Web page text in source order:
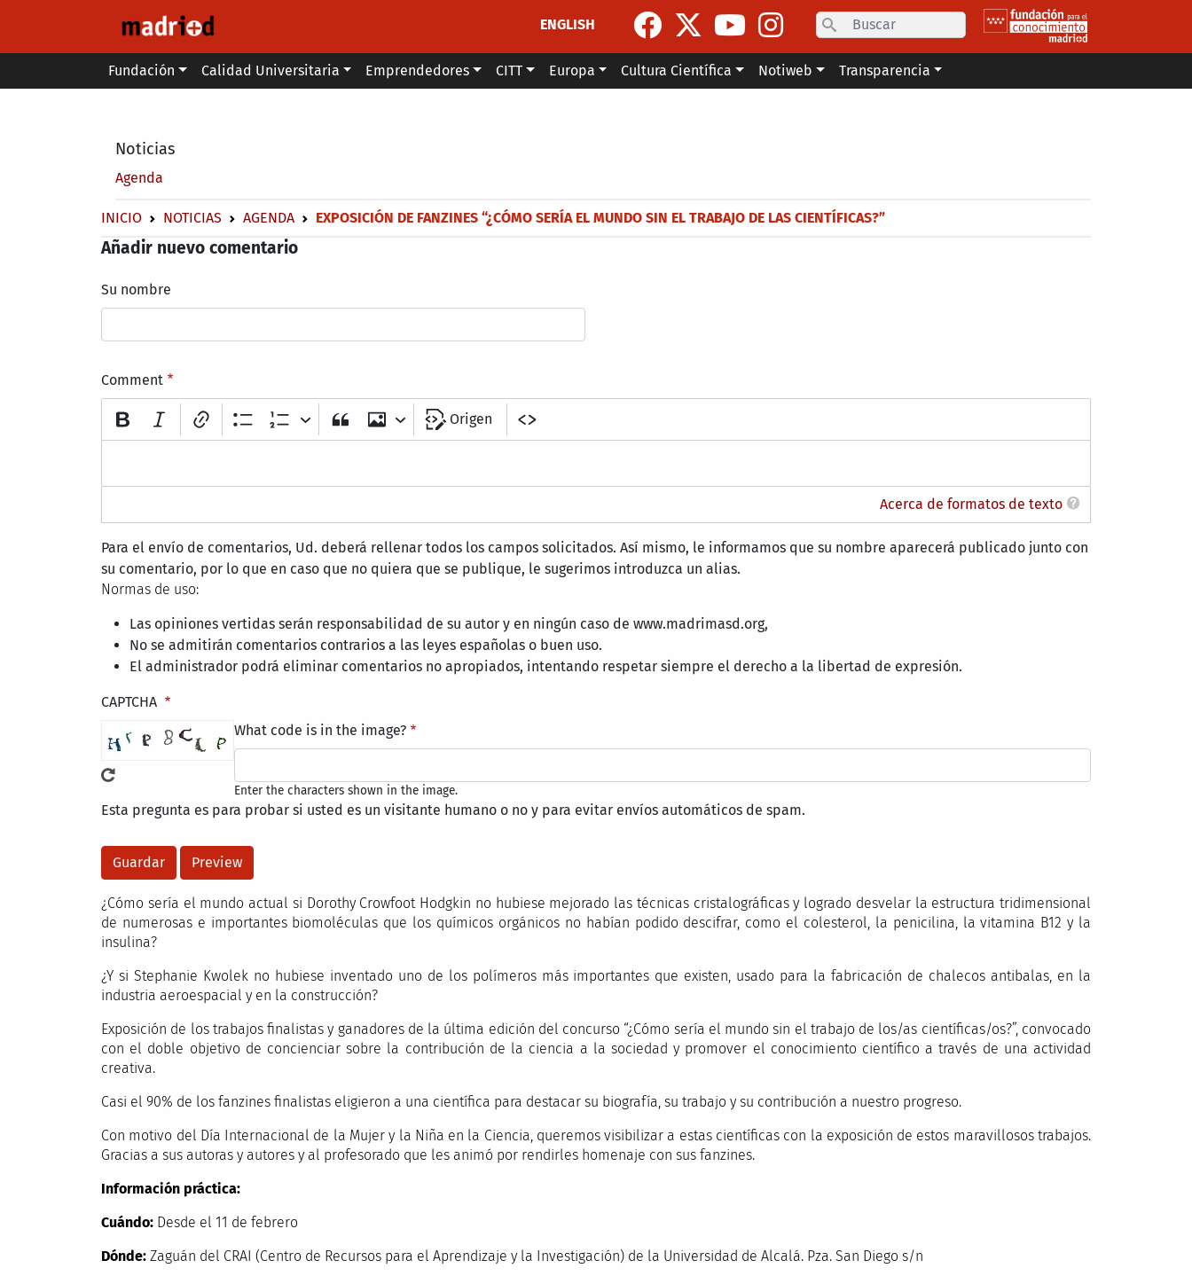
ENGLISH
Search
Main menu
Fundación Calidad Universitaria Emprendedores CITT Europa Cultura Científica Notiweb Transparencia
Noticias
Agenda
Sobrescribir enlaces de ayuda a la navegación
INICIO NOTICIAS AGENDA EXPOSICIÓN DE FANZINES “¿CÓMO SERÍA EL MUNDO SIN EL TRABAJO DE LAS CIENTÍFICAS?”
Añadir nuevo comentario
Su nombre
Comment
Origen
Acerca de formatos de texto
Para el envío de comentarios, Ud. deberá rellenar todos los campos solicitados. Así mismo, le informamos que su nombre aparecerá publicado junto con
su comentario, por lo que en caso que no quiera que se publique, le sugerimos introduzca un alias.
Normas de uso:
Las opiniones vertidas serán responsabilidad de su autor y en ningún caso de www.madrimasd.org,
No se admitirán comentarios contrarios a las leyes españolas o buen uso.
El administrador podrá eliminar comentarios no apropiados, intentando respetar siempre el derecho a la libertad de expresión.
CAPTCHA
What code is in the image?
Enter the characters shown in the image.
Esta pregunta es para probar si usted es un visitante humano o no y para evitar envíos automáticos de spam.
¿Cómo sería el mundo actual si Dorothy Crowfoot Hodgkin no hubiese mejorado las técnicas cristalográficas y logrado desvelar la estructura tridimensional
de numerosas e importantes biomoléculas que los químicos orgánicos no habían podido descifrar, como el colesterol, la penicilina, la vitamina B12 y la
insulina?
¿Y si Stephanie Kwolek no hubiese inventado uno de los polímeros más importantes que existen, usado para la fabricación de chalecos antibalas, en la
industria aeroespacial y en la construcción?
Exposición de los trabajos finalistas y ganadores de la última edición del concurso “¿Cómo sería el mundo sin el trabajo de los/as científicas/os?”, convocado
con el doble objetivo de concienciar sobre la contribución de la ciencia a la sociedad y promover el conocimiento científico a través de una actividad
creativa.
Casi el 90% de los fanzines finalistas eligieron a una científica para destacar su biografía, su trabajo y su contribución a nuestro progreso.
Con motivo del Día Internacional de la Mujer y la Niña en la Ciencia, queremos visibilizar a estas científicas con la exposición de estos maravillosos trabajos.
Gracias a sus autoras y autores y al profesorado que les animó por rendirles homenaje con sus fanzines.
Información práctica:
Cuándo: Desde el 11 de febrero
Dónde: Zaguán del CRAI (Centro de Recursos para el Aprendizaje y la Investigación) de la Universidad de Alcalá. Pza. San Diego s/n